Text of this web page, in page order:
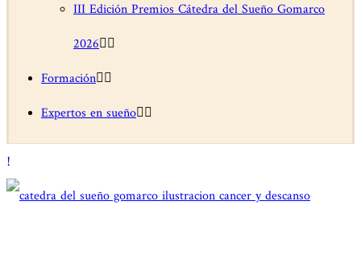
III Edición Premios Cátedra del Sueño Gomarco
2026
Formación
Expertos en sueño